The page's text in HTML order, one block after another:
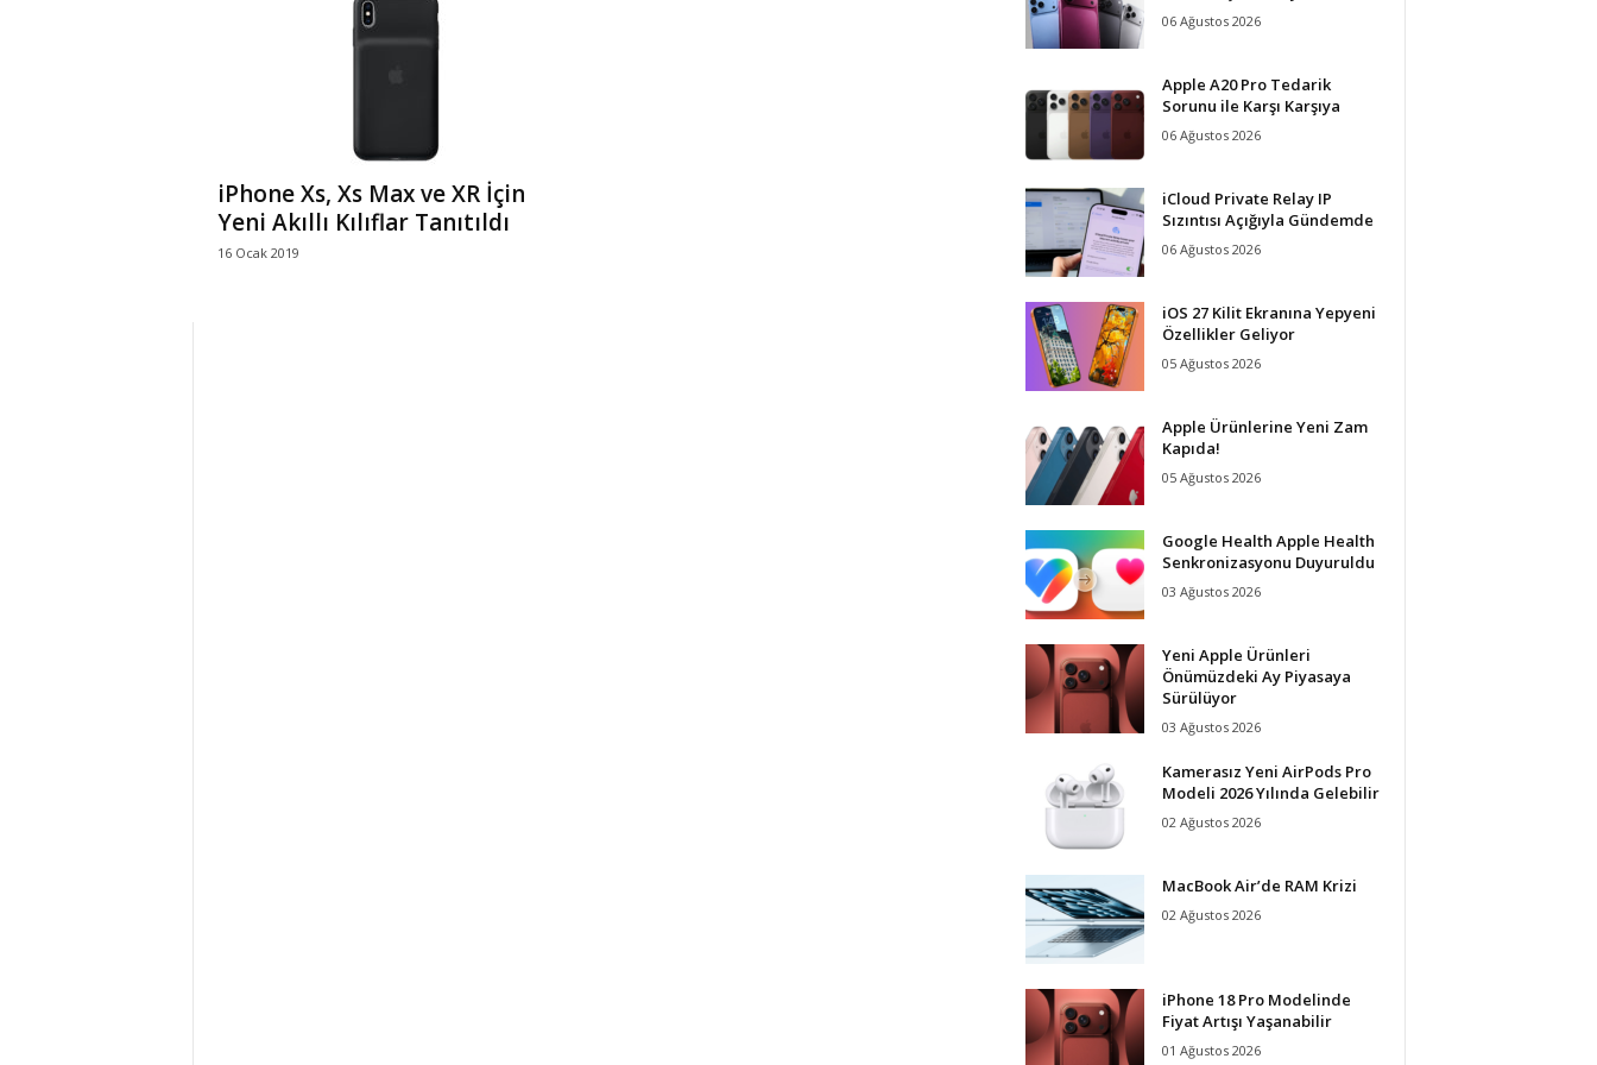
i
E
iPhone Xs, Xs Max ve XR İçin
Yeni Akıllı Kılıflar Tanıtıldı
16 Ocak 2019
06 Ağustos 2026
Apple A20 Pro Tedarik
Sorunu ile Karşı Karşıya
06 Ağustos 2026
iCloud Private Relay IP
Sızıntısı Açığıyla Gündemde
06 Ağustos 2026
iOS 27 Kilit Ekranına Yepyeni
Özellikler Geliyor
05 Ağustos 2026
Apple Ürünlerine Yeni Zam
Kapıda!
05 Ağustos 2026
Google Health Apple Health
Senkronizasyonu Duyuruldu
03 Ağustos 2026
Yeni Apple Ürünleri
Önümüzdeki Ay Piyasaya
Sürülüyor
03 Ağustos 2026
Kamerasız Yeni AirPods Pro
Modeli 2026 Yılında Gelebilir
02 Ağustos 2026
MacBook Air’de RAM Krizi
02 Ağustos 2026
iPhone 18 Pro Modelinde
Fiyat Artışı Yaşanabilir
01 Ağustos 2026